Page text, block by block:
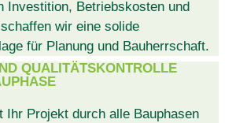
Investition, Betriebskosten und
wir eine solide
für Planung und Bauherrschaft.
QUALITÄTSKONTROLLE
Ihr Projekt durch alle Bauphasen